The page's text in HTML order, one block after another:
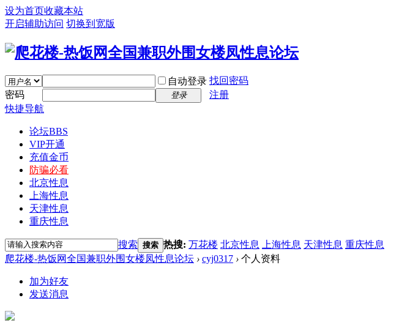
设为首页收藏本站
开启辅助访问 切换到宽版
自动登录 找回密码
密码
登录
注册
快捷导航
论坛BBS
VIP开通
充值金币
防骗必看
北京性息
上海性息
天津性息
重庆性息
搜索 搜索 热搜: 万花楼 北京性息 上海性息 天津性息 重庆性息
爬花楼-热饭网全国兼职外围女楼凤性息论坛 › cyj0317 › 个人资料
加为好友
发送消息